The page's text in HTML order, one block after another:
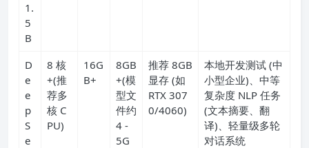
1.
5
B
D
e
e
p
S
e
8 核
+(推
荐多
核 C
PU)
16G
B+
8GB
+(模
型文
件约
4 -
5G
推荐 8GB
显存 (如
RTX 307
0/4060)
本地开发测试 (中
小型企业)、中等
复杂度 NLP 任务
(文本摘要、翻
译)、轻量级多轮
对话系统